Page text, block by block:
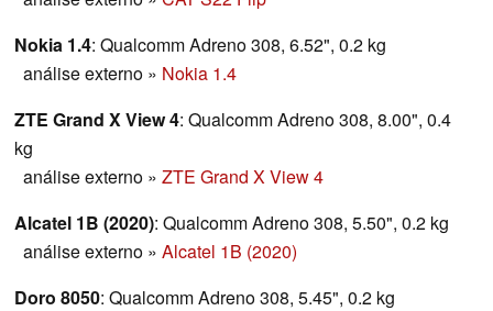
Nokia 1.4: Qualcomm Adreno 308, 6.52", 0.2 kg
análise externo » Nokia 1.4
ZTE Grand X View 4: Qualcomm Adreno 308, 8.00", 0.4
kg
análise externo » ZTE Grand X View 4
Alcatel 1B (2020): Qualcomm Adreno 308, 5.50", 0.2 kg
análise externo » Alcatel 1B (2020)
Doro 8050: Qualcomm Adreno 308, 5.45", 0.2 kg